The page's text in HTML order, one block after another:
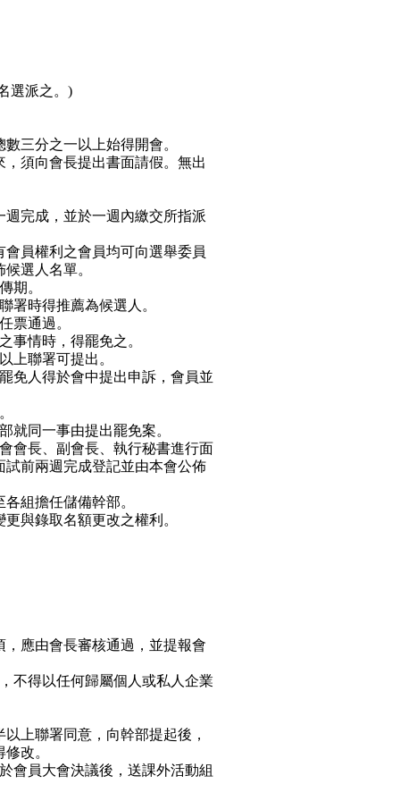
選派之。)
三分之一以上始得開會。
須向會長提出書面請假。無出
完成，並於一週內繳交所指派
員權利之會員均可向選舉委員
選人名單。
期。
署時得推薦為候選人。
票通過。
事情時，得罷免之。
上聯署可提出。
免人得於會中提出申訴，會員並
就同一事由提出罷免案。
會長、副會長、執行秘書進行面
前兩週完成登記並由本會公佈
組擔任儲備幹部。
與錄取名額更改之權利。
應由會長審核通過，並提報會
不得以任何歸屬個人或私人企業
上聯署同意，向幹部提起後，
改。
會員大會決議後，送課外活動組